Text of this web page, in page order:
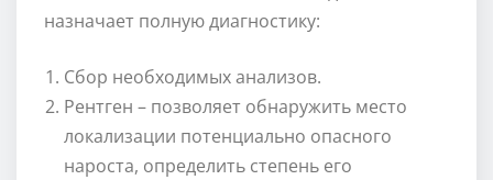
назначает полную диагностику:
Сбор необходимых анализов.
Рентген – позволяет обнаружить место
локализации потенциально опасного
нароста, определить степень его